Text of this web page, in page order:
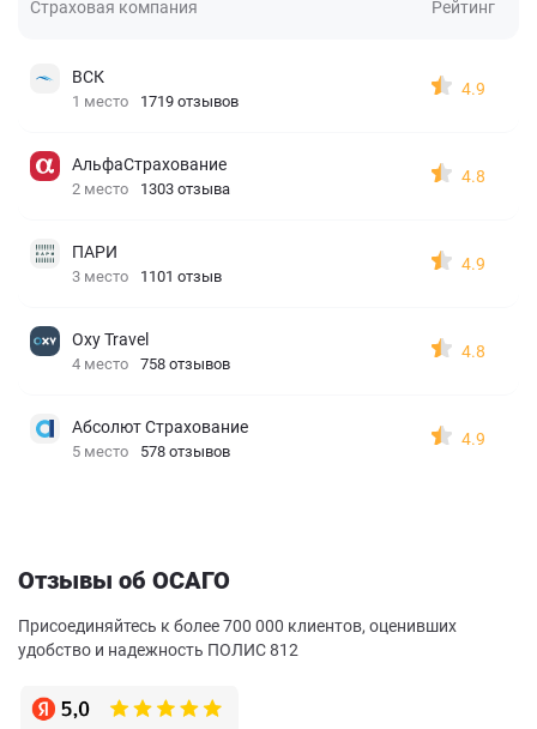
Страховая компания Рейтинг
ВСК
1 место 1719 отзывов
4.9
АльфаСтрахование
2 место 1303 отзыва
4.8
ПАРИ
3 место 1101 отзыв
4.9
Oxy Travel
4 место 758 отзывов
4.8
Абсолют Страхование
5 место 578 отзывов
4.9
Отзывы об ОСАГО
Присоединяйтесь к более 700 000 клиентов, оценивших
удобство и надежность ПОЛИС 812